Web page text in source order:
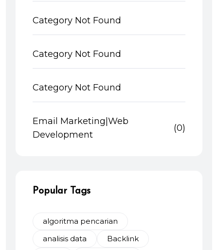
Category Not Found
Category Not Found
Category Not Found
Email Marketing|Web
Development
(0)
Popular Tags
algoritma pencarian
analisis data
Backlink